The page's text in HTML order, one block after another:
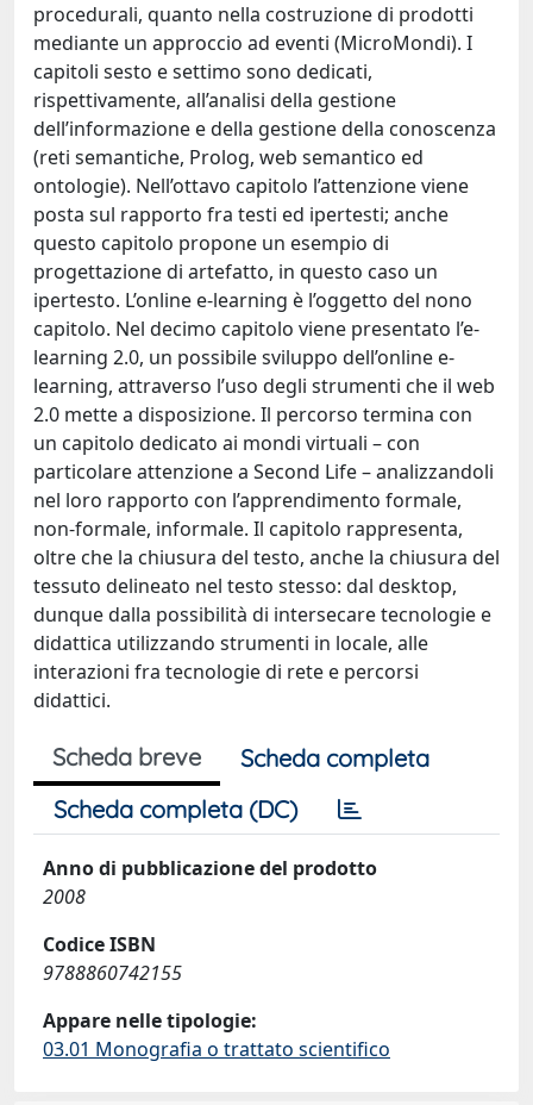
procedurali, quanto nella costruzione di prodotti
mediante un approccio ad eventi (MicroMondi). I
capitoli sesto e settimo sono dedicati,
rispettivamente, all’analisi della gestione
dell’informazione e della gestione della conoscenza
(reti semantiche, Prolog, web semantico ed
ontologie). Nell’ottavo capitolo l’attenzione viene
posta sul rapporto fra testi ed ipertesti; anche
questo capitolo propone un esempio di
progettazione di artefatto, in questo caso un
ipertesto. L’online e-learning è l’oggetto del nono
capitolo. Nel decimo capitolo viene presentato l’e-
learning 2.0, un possibile sviluppo dell’online e-
learning, attraverso l’uso degli strumenti che il web
2.0 mette a disposizione. Il percorso termina con
un capitolo dedicato ai mondi virtuali – con
particolare attenzione a Second Life – analizzandoli
nel loro rapporto con l’apprendimento formale,
non-formale, informale. Il capitolo rappresenta,
oltre che la chiusura del testo, anche la chiusura del
tessuto delineato nel testo stesso: dal desktop,
dunque dalla possibilità di intersecare tecnologie e
didattica utilizzando strumenti in locale, alle
interazioni fra tecnologie di rete e percorsi
didattici.
Scheda breve
Scheda completa
Scheda completa (DC)
Anno di pubblicazione del prodotto
2008
Codice ISBN
9788860742155
Appare nelle tipologie:
03.01 Monografia o trattato scientifico